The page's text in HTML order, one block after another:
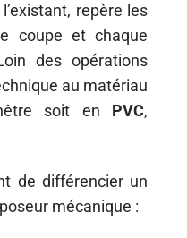
repère les
coupe et chaque
des opérations
au matériau
soit en PVC,
de différencier un
mécanique :